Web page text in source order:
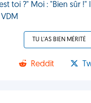
toi ?" Moi : "Bien sûr
TU L'AS BIEN MÉRITÉ
Reddit